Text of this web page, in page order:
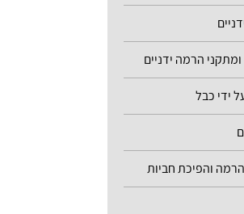
הרמה ידניים
ידי כבל
והפיכת חביות